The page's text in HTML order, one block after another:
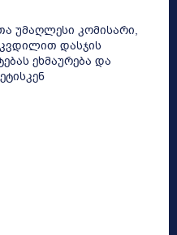
უმაღლესი კომისარი,
დასჯის
ეხმაურება და